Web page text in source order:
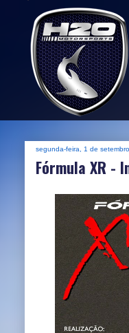
segunda-feira, 1 de
Fórmula XR -